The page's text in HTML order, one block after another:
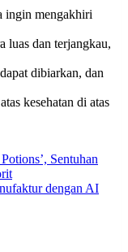
ingin mengakhiri
luas dan terjangkau,
dibiarkan, dan
kesehatan di atas
Sentuhan
dengan AI